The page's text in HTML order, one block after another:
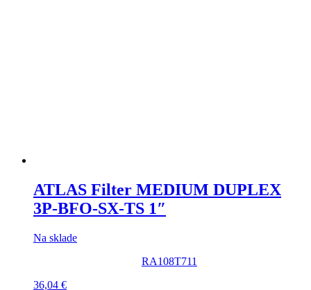
ATLAS Filter MEDIUM DUPLEX
3P-BFO-SX-TS 1″
Na sklade
RA108T711
36,04 €